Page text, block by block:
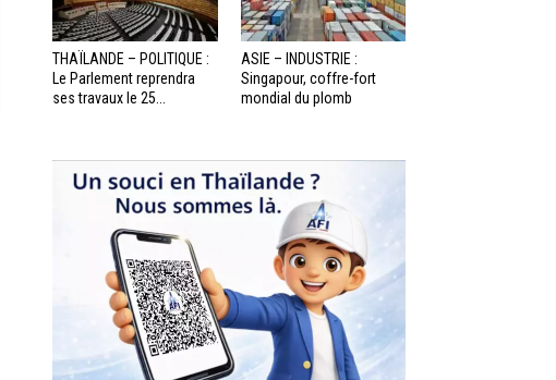
THAÏLANDE – POLITIQUE :
Le Parlement reprendra
ses travaux le 25...
ASIE – INDUSTRIE :
Singapour, coffre-fort
mondial du plomb